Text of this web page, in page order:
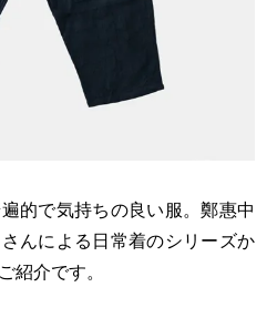
的で気持ちの良い服。鄭惠中
んによる日常着のシリーズか
紹介です。